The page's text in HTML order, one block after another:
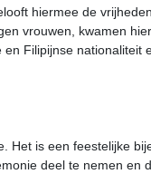
hiermee de
vrouwen, kwamen
Filipijnse nationaliteit
Het is een feestelijke
deel te nemen en